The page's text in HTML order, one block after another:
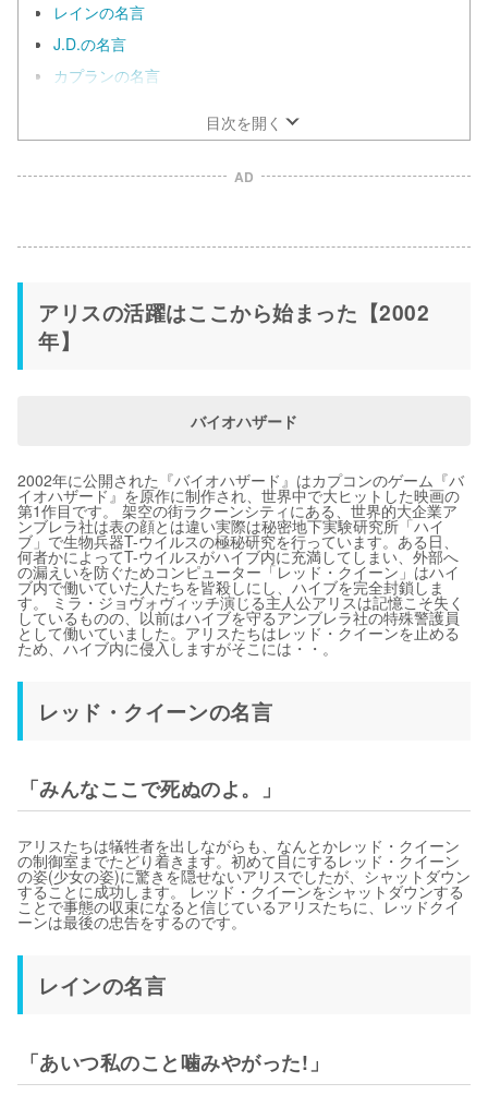
レインの名言
J.D.の名言
カプランの名言
目次を開く
AD
アリスの活躍はここから始まった【2002
年】
バイオハザード
2002年に公開された『バイオハザード』はカプコンのゲーム『バ
イオハザード』を原作に制作され、世界中で大ヒットした映画の
第1作目です。 架空の街ラクーンシティにある、世界的大企業ア
ンブレラ社は表の顔とは違い実際は秘密地下実験研究所「ハイ
ブ」で生物兵器T-ウイルスの極秘研究を行っています。ある日、
何者かによってT-ウイルスがハイブ内に充満してしまい、外部へ
の漏えいを防ぐためコンピューター「レッド・クイーン」はハイ
ブ内で働いていた人たちを皆殺しにし、ハイブを完全封鎖しま
す。 ミラ・ジョヴォヴィッチ演じる主人公アリスは記憶こそ失く
しているものの、以前はハイブを守るアンブレラ社の特殊警護員
として働いていました。アリスたちはレッド・クイーンを止める
ため、ハイブ内に侵入しますがそこには・・。
レッド・クイーンの名言
「みんなここで死ぬのよ。」
アリスたちは犠牲者を出しながらも、なんとかレッド・クイーン
の制御室までたどり着きます。初めて目にするレッド・クイーン
の姿(少女の姿)に驚きを隠せないアリスでしたが、シャットダウン
することに成功します。 レッド・クイーンをシャットダウンする
ことで事態の収束になると信じているアリスたちに、レッドクイ
ーンは最後の忠告をするのです。
レインの名言
「あいつ私のこと噛みやがった!」